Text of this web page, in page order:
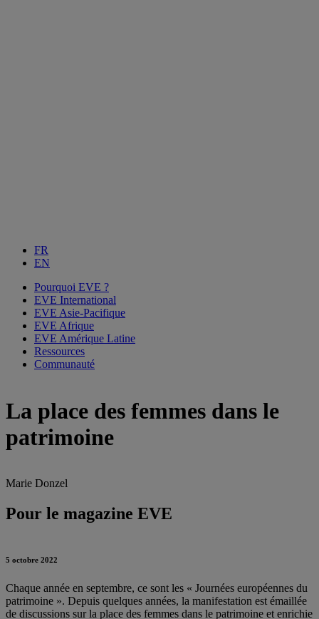
FR
EN
Pourquoi EVE ?
EVE International
EVE Asie-Pacifique
EVE Afrique
EVE Amérique Latine
Ressources
Communauté
La place des femmes dans le
patrimoine
Marie Donzel
Pour le magazine EVE
5 octobre 2022
Chaque année en septembre, ce sont les « Journées européennes du
patrimoine ». Depuis quelques années, la manifestation est émaillée
de discussions sur la place des femmes dans le patrimoine et enrichie